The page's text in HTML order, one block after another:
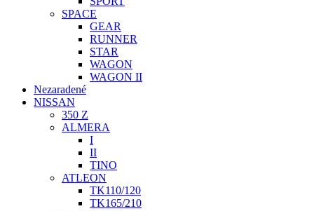
SPACE
GEAR
RUNNER
STAR
WAGON
WAGON II
Nezaradené
NISSAN
350 Z
ALMERA
I
II
TINO
ATLEON
TK110/120
TK165/210